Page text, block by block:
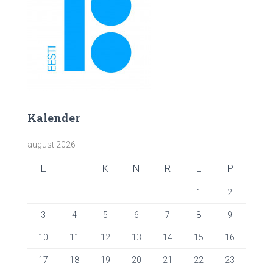
Kalender
august 2026
E T K N R L P
1 2
3 4 5 6 7 8 9
10 11 12 13 14 15 16
17 18 19 20 21 22 23